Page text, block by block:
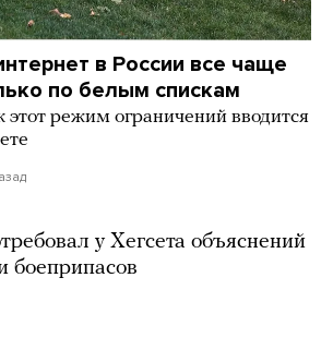
в России все чаще
по белым спискам
этот режим ограничений вводится
у Хегсета объяснений
боеприпасов